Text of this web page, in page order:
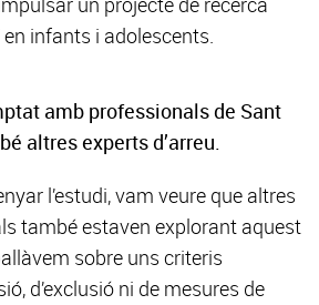
infants i adolescents.
amb professionals de Sant
altres experts d’arreu.
l’estudi, vam veure que altres
també estaven explorant aquest
sobre uns criteris
d’exclusió ni de mesures de